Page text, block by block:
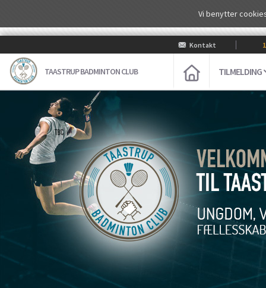
Vi benytter
Kontakt
TAASTRUP BADMINTON CLUB TILMELDING